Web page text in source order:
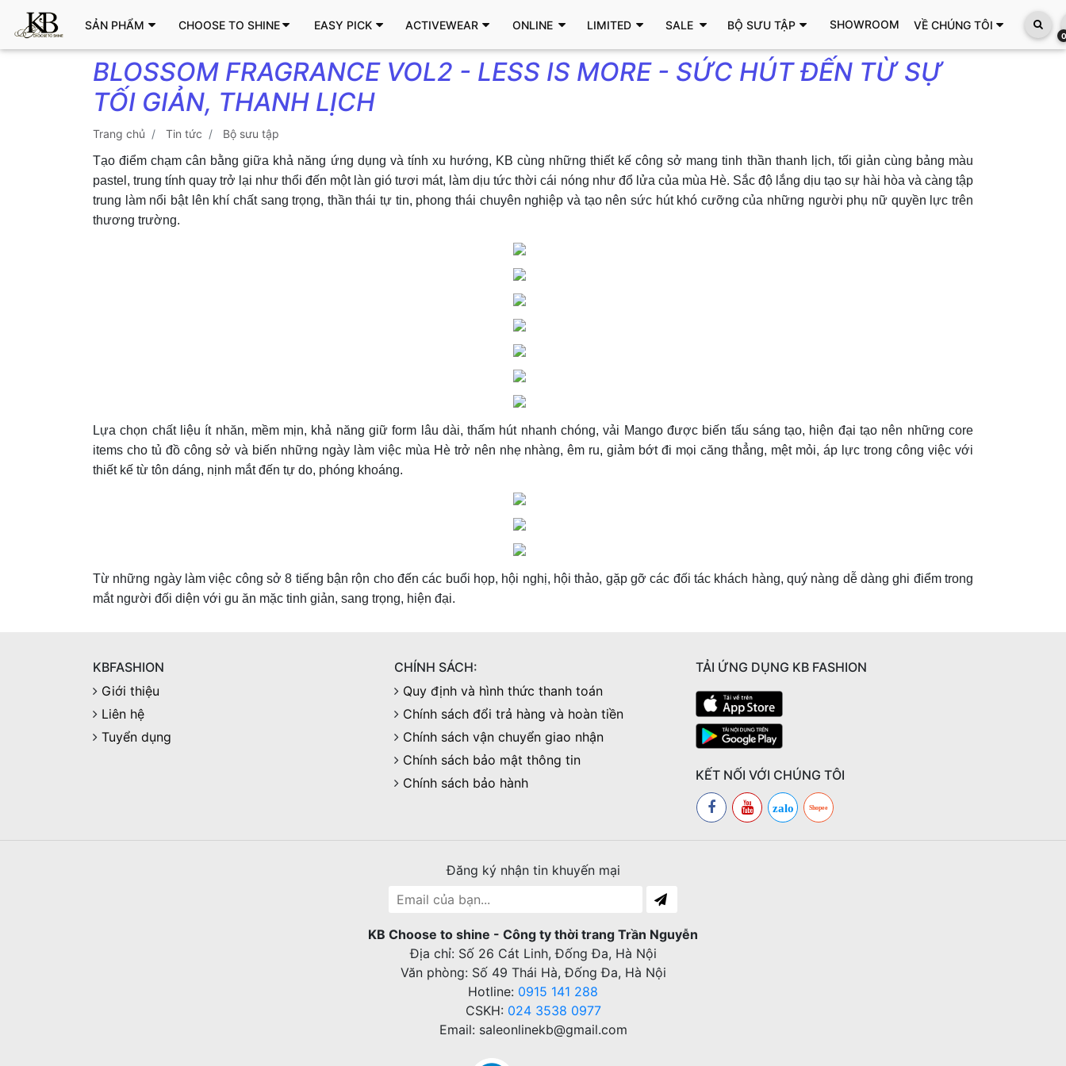
0
SẢN PHẨM CHOOSE TO SHINE EASY PICK ACTIVEWEAR ONLINE LIMITED SALE BỘ SƯU TẬP SHOWROOM VỀ CHÚNG TÔI
BLOSSOM FRAGRANCE VOL2 - LESS IS MORE - SỨC HÚT ĐẾN TỪ SỰ
TỐI GIẢN, THANH LỊCH
trang chủ tin tức
bộ sưu tập
Tạo điểm chạm cân bằng giữa khả năng ứng dụng và tính xu hướng, KB cùng những thiết kế công sở mang tinh thần thanh lịch, tối giản cùng bảng màu
pastel, trung tính quay trở lại như thổi đến một làn gió tươi mát, làm dịu tức thời cái nóng như đổ lửa của mùa Hè. Sắc độ lắng dịu tạo sự hài hòa và càng tập
trung làm nổi bật lên khí chất sang trọng, thần thái tự tin, phong thái chuyên nghiệp và tạo nên sức hút khó cưỡng của những người phụ nữ quyền lực trên
thương trường.
Lựa chọn chất liệu ít nhăn, mềm mịn, khả năng giữ form lâu dài, thấm hút nhanh chóng, vải Mango được biến tấu sáng tạo, hiện đại tạo nên những core
items cho tủ đồ công sở và biến những ngày làm việc mùa Hè trở nên nhẹ nhàng, êm ru, giảm bớt đi mọi căng thẳng, mệt mỏi, áp lực trong công việc với
thiết kế từ tôn dáng, nịnh mắt đến tự do, phóng khoáng.
Từ những ngày làm việc công sở 8 tiếng bận rộn cho đến các buổi họp, hội nghị, hội thảo, gặp gỡ các đối tác khách hàng, quý nàng dễ dàng ghi điểm trong
mắt người đối diện với gu ăn mặc tinh giản, sang trọng, hiện đại.
KBFASHION
Giới thiệu
Liên hệ
Tuyển dụng
CHÍNH SÁCH:
Quy định và hình thức thanh toán
Chính sách đổi trả hàng và hoàn tiền
Chính sách vận chuyển giao nhận
Chính sách bảo mật thông tin
Chính sách bảo hành
TẢI ỨNG DỤNG KB FASHION
KẾT NỐI VỚI CHÚNG TÔI
zalo Shopee
Đăng ký nhận tin khuyến mại
KB Choose to shine - Công ty thời trang Trần Nguyễn
Địa chỉ: Số 26 Cát Linh, Đống Đa, Hà Nội
Văn phòng: Số 49 Thái Hà, Đống Đa, Hà Nội
Hotline: 0915 141 288
CSKH: 024 3538 0977
Email: saleonlinekb@gmail.com